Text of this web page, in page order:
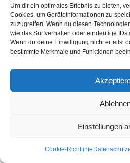
Um dir ein optimales Erlebnis zu bieten,
Cookies, um Geräteinformationen zu
zuzugreifen. Wenn du diesen
wie das Surfverhalten oder eindeutige
Wenn du deine Einwilligung nicht erteilst
bestimmte Merkmale und Funktionen
Einstellungen
Cookie-Richtlinie
RHEDA-WIEDENBRÜCK (Öztürk) Bisiklet
markalarından biri olan Prophete şirketi,
20 indirimli satış kampanyası başlattı.
Weiterlesen